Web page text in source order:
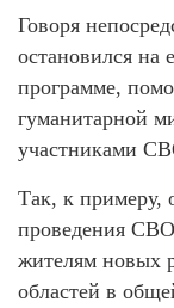
Говоря
остановился на
программе,
гуманитарной
участниками
Так, к примеру,
проведения
жителям новых
областей в